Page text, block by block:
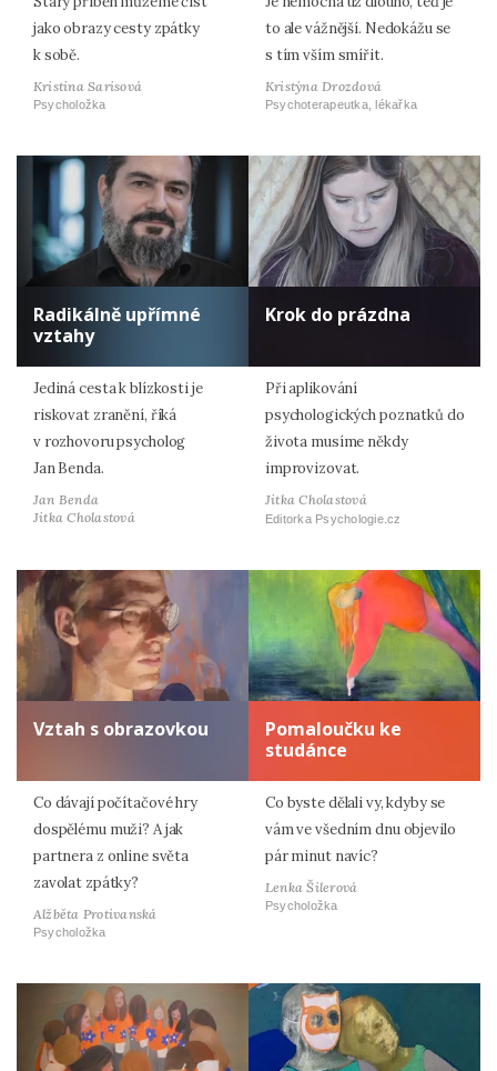
jako obrazy cesty zpátky
k sobě.
Kristina Sarisová
Psycholožka
to ale vážnější. Nedokážu se
s tím vším smířit.
Kristýna Drozdová
Psychoterapeutka, lékařka
Radikálně upřímné
vztahy
Jediná cesta k blízkosti je
riskovat zranění, říká
v rozhovoru psycholog
Jan Benda.
Jan Benda
Jitka Cholastová
Krok do prázdna
Při aplikování
psychologických poznatků do
života musíme někdy
improvizovat.
Jitka Cholastová
Editorka Psychologie.cz
Vztah s obrazovkou
Co dávají počítačové hry
dospělému muži? A jak
partnera z online světa
zavolat zpátky?
Alžběta Protivanská
Psycholožka
Pomaloučku ke
studánce
Co byste dělali vy, kdyby se
vám ve všedním dnu objevilo
pár minut navíc?
Lenka Šilerová
Psycholožka